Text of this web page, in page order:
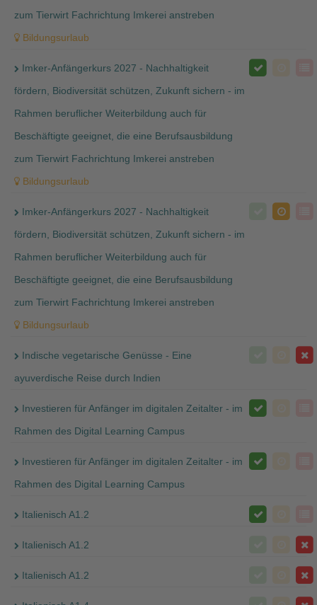
zum Tierwirt Fachrichtung Imkerei anstreben
Bildungsurlaub
Imker-Anfängerkurs 2027 - Nachhaltigkeit
fördern, Biodiversität schützen, Zukunft sichern - im
Rahmen beruflicher Weiterbildung auch für
Beschäftigte geeignet, die eine Berufsausbildung
zum Tierwirt Fachrichtung Imkerei anstreben
Bildungsurlaub
Imker-Anfängerkurs 2027 - Nachhaltigkeit
fördern, Biodiversität schützen, Zukunft sichern - im
Rahmen beruflicher Weiterbildung auch für
Beschäftigte geeignet, die eine Berufsausbildung
zum Tierwirt Fachrichtung Imkerei anstreben
Bildungsurlaub
Indische vegetarische Genüsse - Eine
ayuverdische Reise durch Indien
Investieren für Anfänger im digitalen Zeitalter - im
Rahmen des Digital Learning Campus
Investieren für Anfänger im digitalen Zeitalter - im
Rahmen des Digital Learning Campus
Italienisch A1.2
Italienisch A1.2
Italienisch A1.2